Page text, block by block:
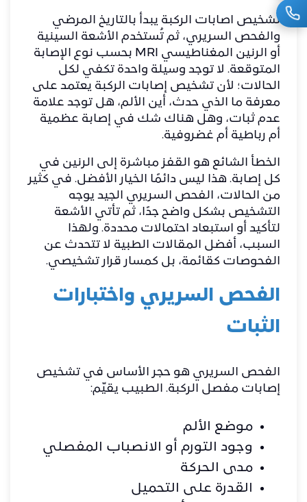
تشخيص اصابات الركبة يبدأ بالتاريخ المرضي
والفحص السريري، ثم تُستخدم الأشعة السينية
أو الرنين المغناطيسي MRI بحسب نوع الإصابة
المتوقعة. لا توجد وسيلة واحدة تكفي لكل
الحالات؛ لأن تشخيص إصابات الركبة يعتمد على
معرفة ما الذي حدث، أين الألم، هل توجد علامة
عدم ثبات، وهل هناك شك في إصابة عظمية
أم رباطية أم غضروفية.
الخطأ الشائع هو القفز مباشرة إلى الرنين في
كل إصابة. هذا ليس دائمًا الخيار الأفضل. في كثير
من الحالات، الفحص السريري الجيد يوجه
التشخيص بشكل واضح جدًا، ثم تأتي الأشعة
لتأكيد أو استبعاد احتمالات محددة. ولهذا
السبب، أفضل المقالات الطبية لا تتحدث عن
الفحوصات كقائمة، بل كمسار قرار تشخيصي.
الفحص السريري واختبارات
الثبات
الفحص السريري هو حجر الأساس في تشخيص
إصابات مفصل الركبة. الطبيب يقيّم:
موضع الألم
وجود التورم أو الانصباب المفصلي
مدى الحركة
القدرة على التحميل